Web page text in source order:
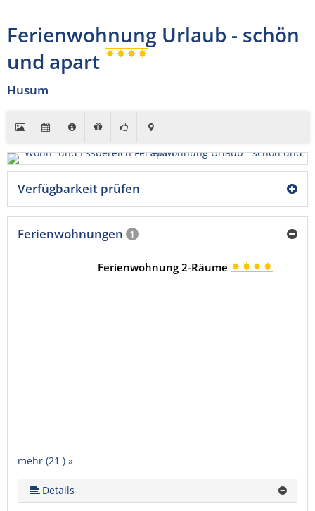
Ferienwohnung Urlaub - schön
und apart
Husum
Verfügbarkeit prüfen
Ferienwohnungen 1
mehr (21 ) »
mehr (21 ) »
mehr (21 ) »
mehr (21 ) »
mehr (21 ) »
mehr (21 ) »
mehr (21 ) »
mehr (21 ) »
mehr (21 ) »
mehr (21 ) »
mehr (21 ) »
mehr (21 ) »
mehr (21 ) »
mehr (21 ) »
mehr (21 ) »
mehr (21 ) »
mehr (21 ) »
mehr (21 ) »
Ferienwohnung 2-Räume
Details